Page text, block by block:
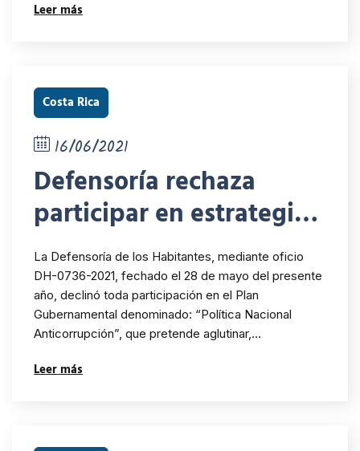
Leer más
Costa Rica
16/06/2021
Defensoría rechaza
participar en estrategia
anti-corrupción del
gobierno
La Defensoría de los Habitantes, mediante oficio
DH-0736-2021, fechado el 28 de mayo del presente
año, declinó toda participación en el Plan
Gubernamental denominado: “Política Nacional
Anticorrupción”, que pretende aglutinar,…
Leer más